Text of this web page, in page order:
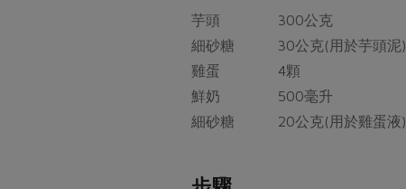
芋頭 300公克
細砂糖 30公克(用於芋頭泥)
雞蛋 4顆
鮮奶 500毫升
細砂糖 20公克(用於雞蛋液)